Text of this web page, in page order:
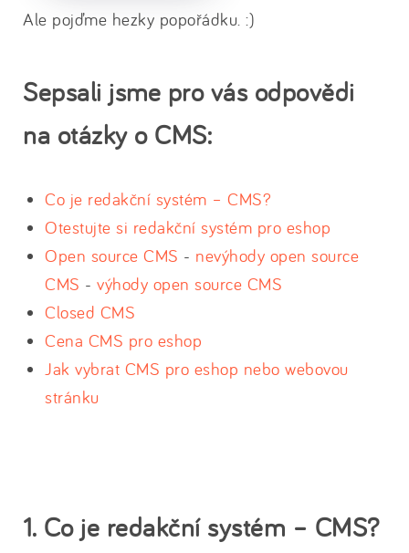
Ale pojďme hezky popořádku. :)
Sepsali jsme pro vás odpovědi
na otázky o CMS:
Co je redakční systém – CMS?
Otestujte si redakční systém pro eshop
Open source CMS - nevýhody open source
CMS - výhody open source CMS
Closed CMS
Cena CMS pro eshop
Jak vybrat CMS pro eshop nebo webovou
stránku
1. Co je redakční systém – CMS?